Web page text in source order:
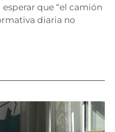
que “el camión
diaria no